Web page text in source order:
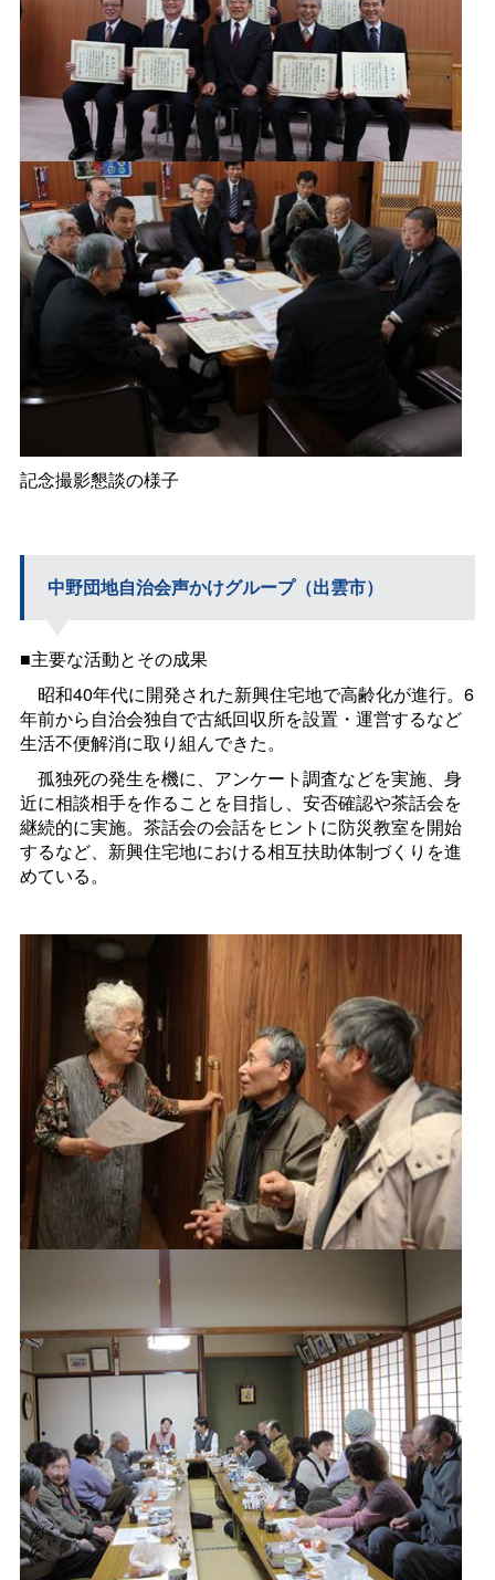
記念撮影懇談の様子
中野団地自治会声かけグループ（出雲市）
■主要な活動とその成果
昭和40年代に開発された新興住宅地で高齢化が進行。6
年前から自治会独自で古紙回収所を設置・運営するなど
生活不便解消に取り組んできた。
孤独死の発生を機に、アンケート調査などを実施、身
近に相談相手を作ることを目指し、安否確認や茶話会を
継続的に実施。茶話会の会話をヒントに防災教室を開始
するなど、新興住宅地における相互扶助体制づくりを進
めている。